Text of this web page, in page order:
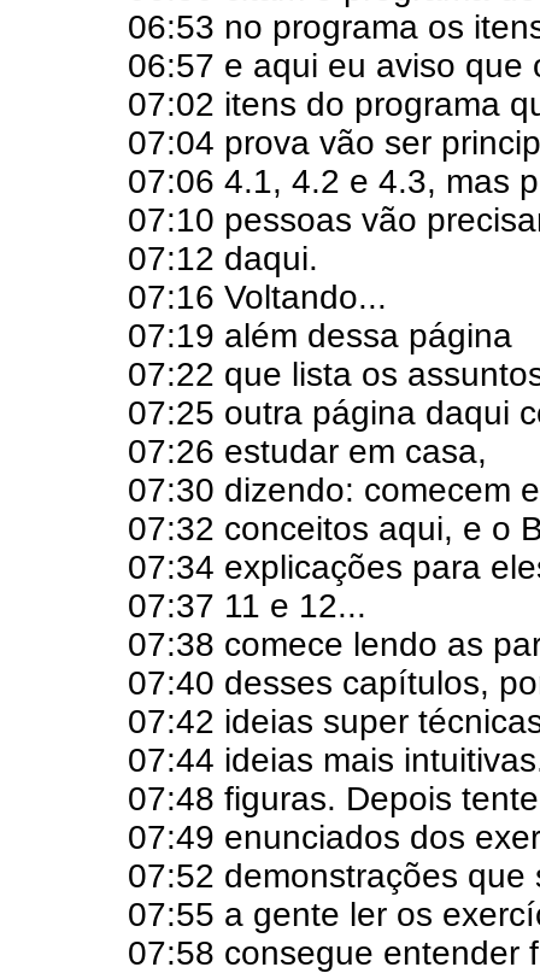
06:53 no programa os
06:57 e aqui eu aviso que
07:02 itens do programa
07:04 prova vão ser
07:06 4.1, 4.2 e 4.3, mas
07:10 pessoas vão
07:12 daqui.
07:16 Voltando...
07:19 além dessa página
07:22 que lista os
07:25 outra página daqui
07:26 estudar em casa,
07:30 dizendo: comecem
07:32 conceitos aqui, e o
07:34 explicações para
07:37 11 e 12...
07:38 comece lendo as
07:40 desses capítulos,
07:42 ideias super
07:44 ideias mais
07:48 figuras. Depois
07:49 enunciados dos
07:52 demonstrações
07:55 a gente ler os
07:58 consegue entender